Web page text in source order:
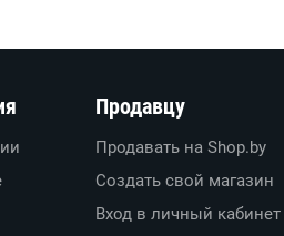
Продавцу
Продавать на Shop.by
Создать свой магазин
Вход в личный кабинет